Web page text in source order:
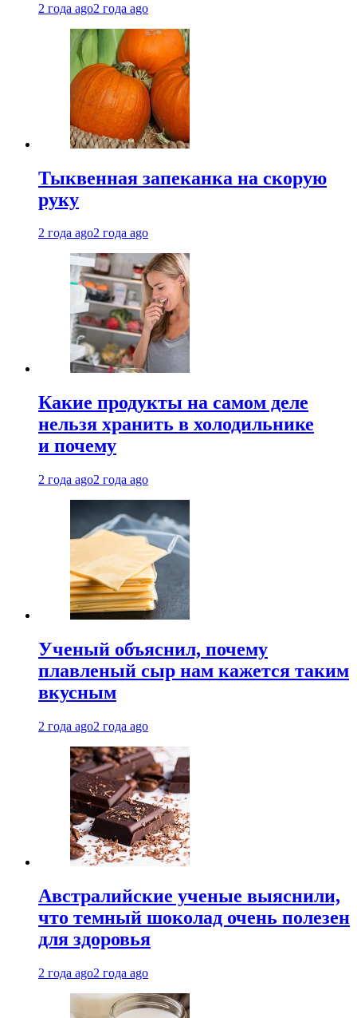
2 года ago2 года ago
Тыквенная запеканка на скорую
руку
2 года ago2 года ago
Какие продукты на самом деле
нельзя хранить в холодильнике
и почему
2 года ago2 года ago
Ученый объяснил, почему
плавленый сыр нам кажется таким
вкусным
2 года ago2 года ago
Австралийские ученые выяснили,
что темный шоколад очень полезен
для здоровья
2 года ago2 года ago